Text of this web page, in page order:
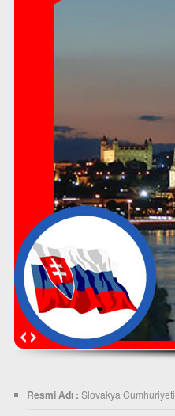
Resmi Adı : Slovakya Cumhuriyeti